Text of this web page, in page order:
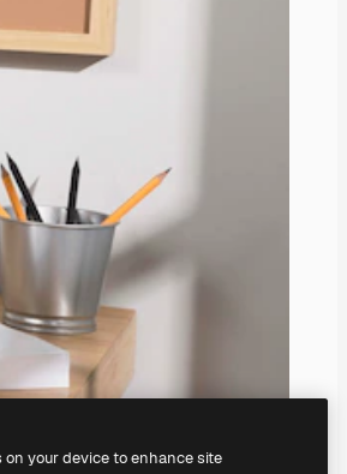
your device to enhance site